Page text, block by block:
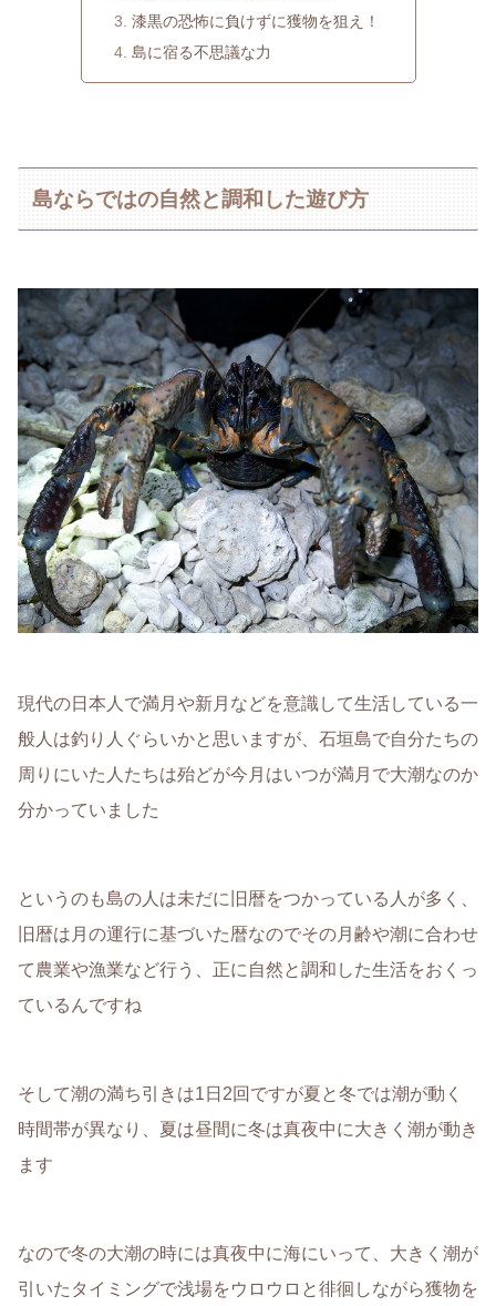
漆黒の恐怖に負けずに獲物を狙え！
島に宿る不思議な力
島ならではの自然と調和した遊び方
現代の日本人で満月や新月などを意識して生活している一
般人は釣り人ぐらいかと思いますが、石垣島で自分たちの
周りにいた人たちは殆どが今月はいつが満月で大潮なのか
分かっていました
というのも島の人は未だに旧暦をつかっている人が多く、
旧暦は月の運行に基づいた暦なのでその月齢や潮に合わせ
て農業や漁業など行う、正に自然と調和した生活をおくっ
ているんですね
そして潮の満ち引きは1日2回ですが夏と冬では潮が動く
時間帯が異なり、夏は昼間に冬は真夜中に大きく潮が動き
ます
なので冬の大潮の時には真夜中に海にいって、大きく潮が
引いたタイミングで浅場をウロウロと徘徊しながら獲物を